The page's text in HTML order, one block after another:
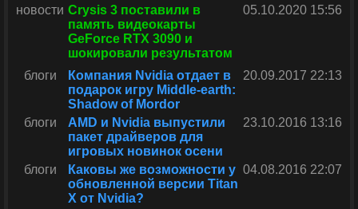
новости Crysis 3 поставили в
память видеокарты
GeForce RTX 3090 и
шокировали результатом
05.10.2020 15:56
блоги
Компания Nvidia отдает в
подарок игру Middle-earth:
Shadow of Mordor
20.09.2017 22:13
блоги
AMD и Nvidia выпустили
пакет драйверов для
игровых новинок осени
23.10.2016 13:16
блоги
Каковы же возможности у
обновленной версии Titan
X от Nvidia?
04.08.2016 22:07